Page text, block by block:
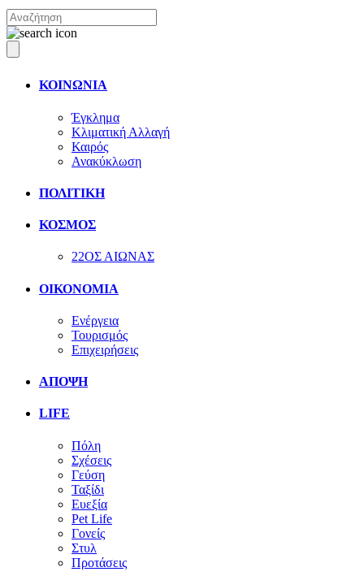
ΚΟΙΝΩΝΙΑ
Έγκλημα
Κλιματική Αλλαγή
Καιρός
Ανακύκλωση
ΠΟΛΙΤΙΚΗ
ΚΟΣΜΟΣ
22ΟΣ ΑΙΩΝΑΣ
ΟΙΚΟΝΟΜΙΑ
Ενέργεια
Τουρισμός
Επιχειρήσεις
ΑΠΟΨΗ
LIFE
Πόλη
Σχέσεις
Γεύση
Ταξίδι
Ευεξία
Pet Life
Γονείς
Στυλ
Προτάσεις